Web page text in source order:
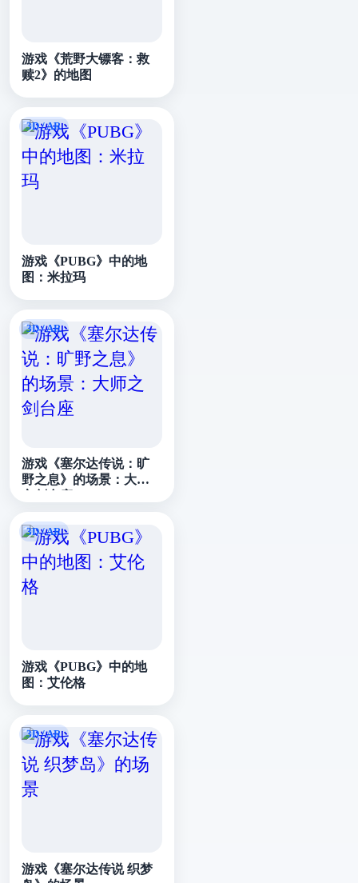
游戏《荒野大镖客：救
赎2》的地图
游戏《PUBG》中的地
图：米拉玛
游戏《塞尔达传说：旷
野之息》的场景：大师
游戏《PUBG》中的地
图：艾伦格
游戏《塞尔达传说 织梦